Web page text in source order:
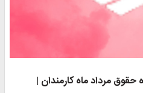
حقوق مرداد ماه کارمندان |